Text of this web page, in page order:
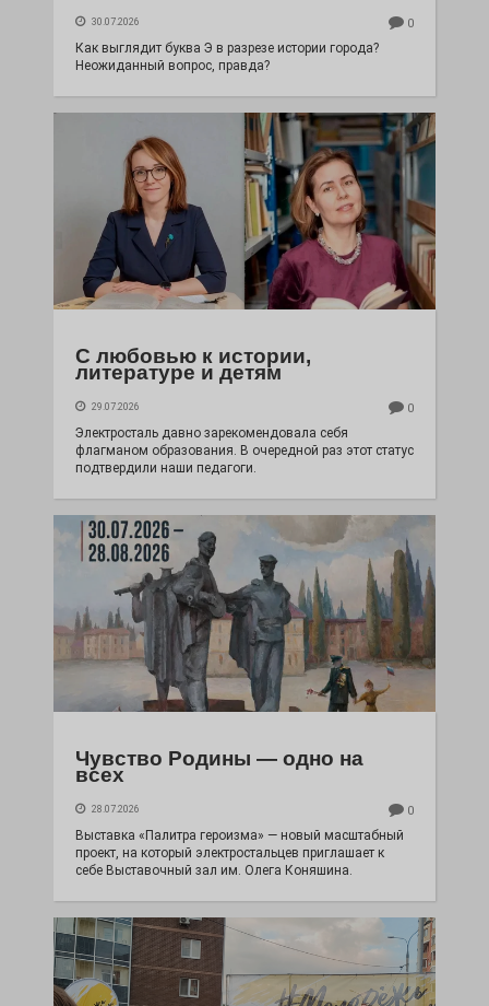
30.07.2026 0
Как выглядит буква Э в разрезе истории города?
Неожиданный вопрос, правда?
С любовью к истории,
литературе и детям
29.07.2026 0
Электросталь давно зарекомендовала себя
флагманом образования. В очередной раз этот статус
подтвердили наши педагоги.
Чувство Родины — одно на
всех
28.07.2026 0
Выставка «Палитра героизма» — новый масштабный
проект, на который электростальцев приглашает к
себе Выставочный зал им. Олега Коняшина.